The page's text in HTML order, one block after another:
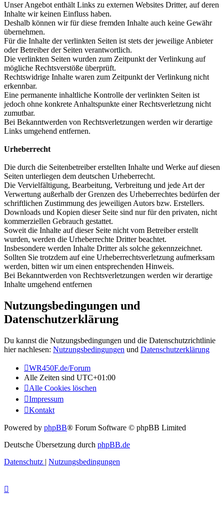
Unser Angebot enthält Links zu externen Websites Dritter, auf deren
Inhalte wir keinen Einfluss haben.
Deshalb können wir für diese fremden Inhalte auch keine Gewähr
übernehmen.
Für die Inhalte der verlinkten Seiten ist stets der jeweilige Anbieter
oder Betreiber der Seiten verantwortlich.
Die verlinkten Seiten wurden zum Zeitpunkt der Verlinkung auf
mögliche Rechtsverstöße überprüft.
Rechtswidrige Inhalte waren zum Zeitpunkt der Verlinkung nicht
erkennbar.
Eine permanente inhaltliche Kontrolle der verlinkten Seiten ist
jedoch ohne konkrete Anhaltspunkte einer Rechtsverletzung nicht
zumutbar.
Bei Bekanntwerden von Rechtsverletzungen werden wir derartige
Links umgehend entfernen.
Urheberrecht
Die durch die Seitenbetreiber erstellten Inhalte und Werke auf diesen
Seiten unterliegen dem deutschen Urheberrecht.
Die Vervielfältigung, Bearbeitung, Verbreitung und jede Art der
Verwertung außerhalb der Grenzen des Urheberrechtes bedürfen der
schriftlichen Zustimmung des jeweiligen Autors bzw. Erstellers.
Downloads und Kopien dieser Seite sind nur für den privaten, nicht
kommerziellen Gebrauch gestattet.
Soweit die Inhalte auf dieser Seite nicht vom Betreiber erstellt
wurden, werden die Urheberrechte Dritter beachtet.
Insbesondere werden Inhalte Dritter als solche gekennzeichnet.
Sollten Sie trotzdem auf eine Urheberrechtsverletzung aufmerksam
werden, bitten wir um einen entsprechenden Hinweis.
Bei Bekanntwerden von Rechtsverletzungen werden wir derartige
Inhalte umgehend entfernen
Nutzungsbedingungen und
Datenschutzerklärung
Du kannst die Nutzungsbedingungen und die Datenschutzrichtlinie
hier nachlesen: Nutzungsbedingungen und Datenschutzerklärung
WR450F.de/Forum
Alle Zeiten sind UTC+01:00
Alle Cookies löschen
Impressum
Kontakt
Powered by phpBB® Forum Software © phpBB Limited
Deutsche Übersetzung durch phpBB.de
Datenschutz | Nutzungsbedingungen